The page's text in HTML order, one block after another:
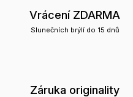
Vrácení ZDARMA
Slunečních brýlí do 15 dnů
Záruka originality